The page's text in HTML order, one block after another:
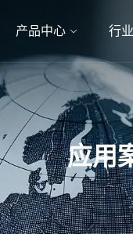
产品中心 行
应用